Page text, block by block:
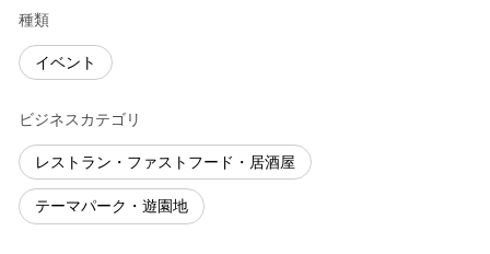
種類
イベント
ビジネスカテゴリ
レストラン・ファストフード・居酒屋
テーマパーク・遊園地